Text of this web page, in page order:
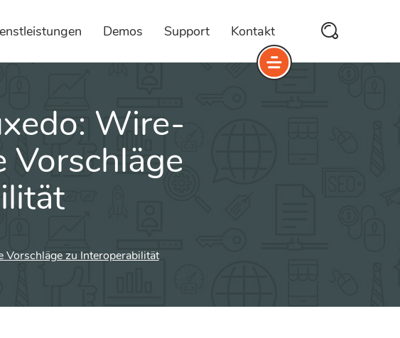
Demos Support Kontakt
Wire-
Vorschläge
Vorschläge zu Interoperabilität